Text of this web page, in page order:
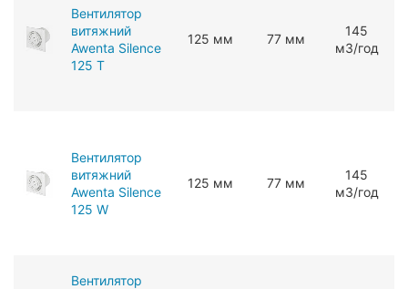
Вентилятор
витяжний
Awenta Silence
125 T
125 мм 77 мм
145
мЗ/год
Вентилятор
витяжний
Awenta Silence
125 W
125 мм 77 мм
145
мЗ/год
Вентилятор